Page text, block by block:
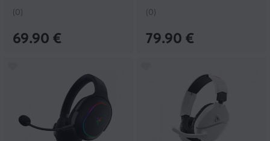
(0)
69.90 €
(0)
79.90 €